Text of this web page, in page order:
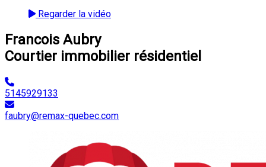
Regarder la vidéo
Francois Aubry
Courtier immobilier résidentiel
5145929133
faubry@remax-quebec.com